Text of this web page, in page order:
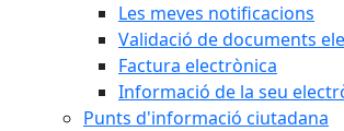
Les meves notificacions
Validació de documents
Factura electrònica
Informació de la seu
Punts d'informació ciutadana